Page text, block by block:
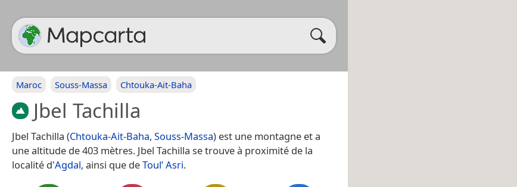
Maroc Souss-Massa Chtouka-Ait-Baha
Jbel Tachilla
Jbel Tachilla (Chtouka-Ait-Baha, Souss-Massa) est une montagne et a
une altitude de 403 mètres. Jbel Tachilla se trouve à proximité de la
localité d'Agdal, ainsi que deToul’ Asri.